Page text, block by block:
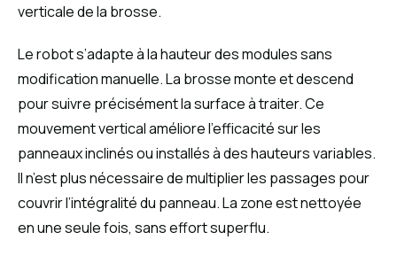
verticale de la brosse.
Le robot s’adapte à la hauteur des modules sans
modification manuelle. La brosse monte et descend
pour suivre précisément la surface à traiter. Ce
mouvement vertical améliore l’efficacité sur les
panneaux inclinés ou installés à des hauteurs variables.
Il n’est plus nécessaire de multiplier les passages pour
couvrir l’intégralité du panneau. La zone est nettoyée
en une seule fois, sans effort superflu.